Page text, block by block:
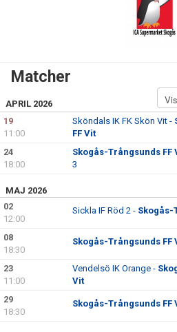
BILDGALLERI
DOKUMENT
Matcher
APRIL 2026
19
11:00
Sköndals IK FK Skön Vit -
FF Vit
24
18:00
Skogås-Trångsunds FF
3
MAJ 2026
02
12:00
Sickla IF Röd 2 - Skogås-
08
18:30
Skogås-Trångsunds FF
23
11:00
Vendelsö IK Orange -
Vit
29
18:30
Skogås-Trångsunds FF